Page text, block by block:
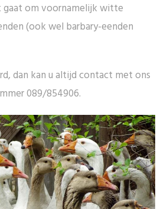
gaat om voornamelijk witte
(ook wel barbary-eenden
dan kan u altijd contact met ons
089/854906.